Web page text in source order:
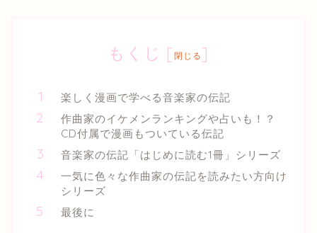
もくじ [ 閉じる ]
楽しく漫画で学べる音楽家の伝記
作曲家のイケメンランキングや占いも！？
CD付属で漫画もついている伝記
音楽家の伝記「はじめに読む1冊」シリーズ
一気に色々な作曲家の伝記を読みたい方向け
シリーズ
最後に